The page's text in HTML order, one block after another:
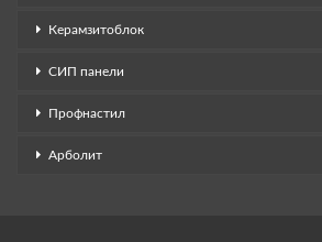
Керамзитоблок
СИП панели
Профнастил
Арболит